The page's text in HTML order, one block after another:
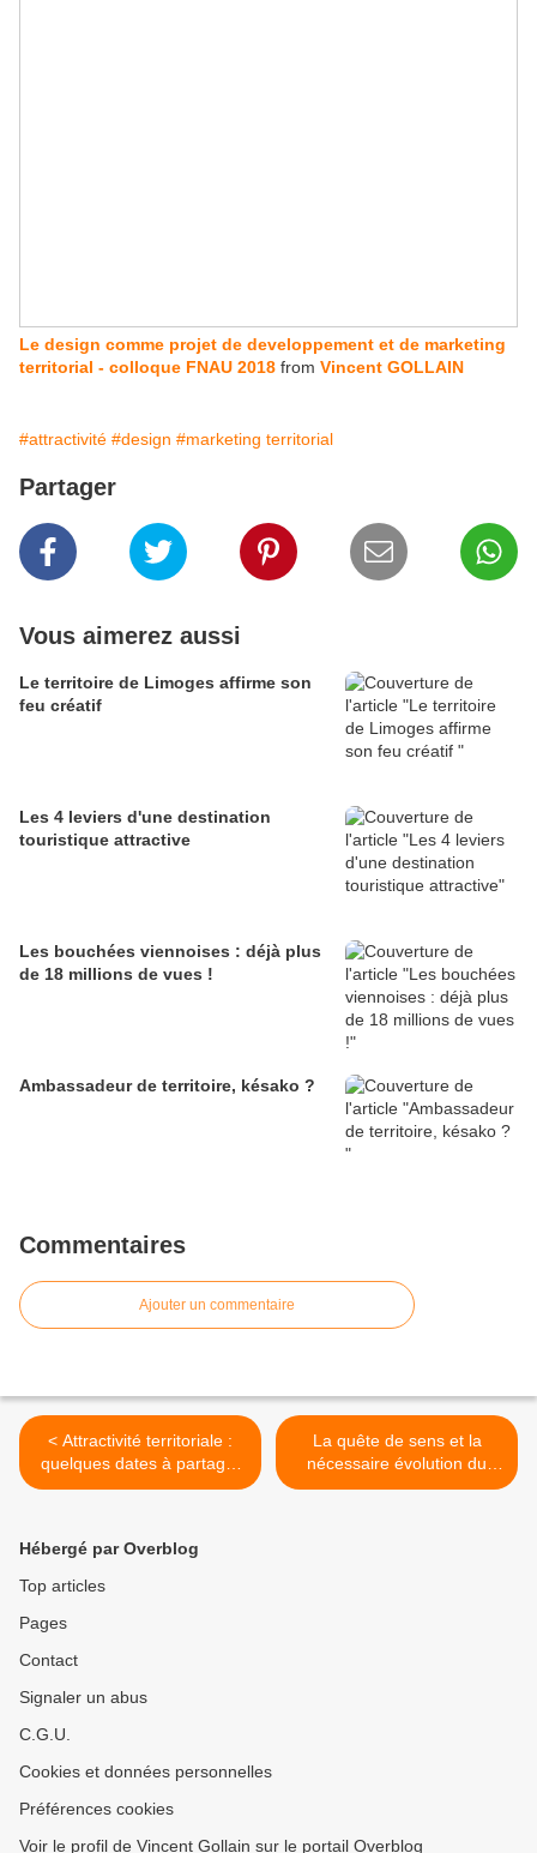
Le design comme projet de developpement et de marketing
territorial - colloque FNAU 2018 from Vincent GOLLAIN
#attractivité #design #marketing territorial
Partager
Vous aimerez aussi
Le territoire de Limoges affirme son
feu créatif
Les 4 leviers d'une destination
touristique attractive
Les bouchées viennoises : déjà plus
de 18 millions de vues !
Ambassadeur de territoire, késako ?
Commentaires
Ajouter un commentaire
< Attractivité territoriale :
quelques dates à partager
avec vous pour 2018 et
La quête de sens et la
nécessaire évolution du
marketing territorial >
Hébergé par Overblog
Top articles
Pages
Contact
Signaler un abus
C.G.U.
Cookies et données personnelles
Préférences cookies
Voir le profil de Vincent Gollain sur le portail Overblog